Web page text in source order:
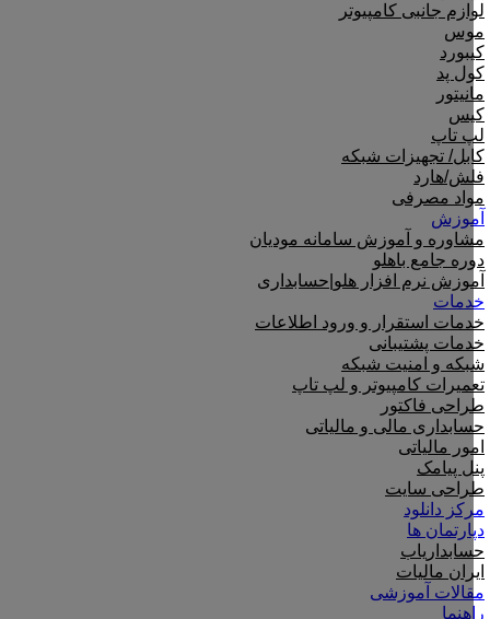
لوازم جانبی کامپیوتر
موس
کیبورد
کول پد
مانیتور
کیس
لپ تاپ
کابل/ تجهیزات شبکه
فلش/هارد
مواد مصرفی
آموزش
مشاوره و آموزش سامانه مودیان
دوره جامع باهلو
آموزش نرم افزار هلو|حسابداری
خدمات
خدمات استقرار و ورود اطلاعات
خدمات پشتیبانی
شبکه و امنیت شبکه
تعمیرات کامپیوتر و لپ تاپ
طراحی فاکتور
حسابداری مالی و مالیاتی
امور مالیاتی
پنل پیامک
طراحی سایت
مرکز دانلود
دپارتمان ها
حسابداریاب
ایران مالیات
مقالات آموزشی
راهنما